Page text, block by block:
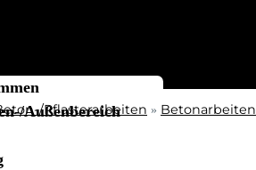
Außenbereich
Pflasterarbeiten » Betonarbeiten